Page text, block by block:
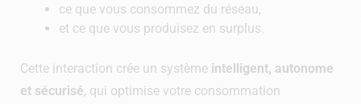
ce que vous consommez du réseau,
et ce que vous produisez en surplus.
Cette interaction crée un système intelligent, autonome
et sécurisé, qui optimise votre consommation